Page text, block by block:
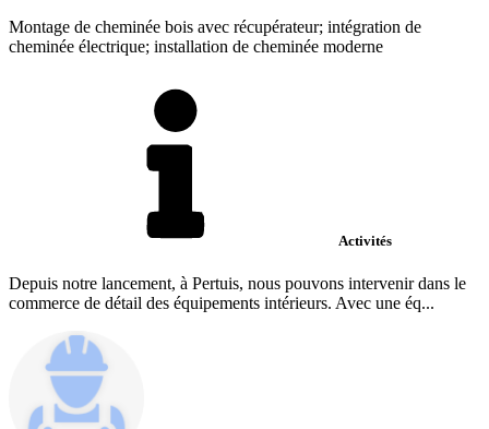
Montage de cheminée bois avec récupérateur; intégration de
cheminée électrique; installation de cheminée moderne
Activités
Depuis notre lancement, à Pertuis, nous pouvons intervenir dans le
commerce de détail des équipements intérieurs. Avec une éq...